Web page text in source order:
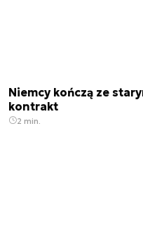
Niemcy kończą ze
kontrakt
2 min.